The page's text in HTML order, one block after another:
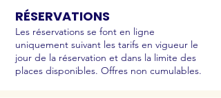
RÉSERVATIONS
Les réservations se font en ligne
uniquement suivant les tarifs en vigueur le
jour de la réservation et dans la limite des
places disponibles. Offres non cumulables.